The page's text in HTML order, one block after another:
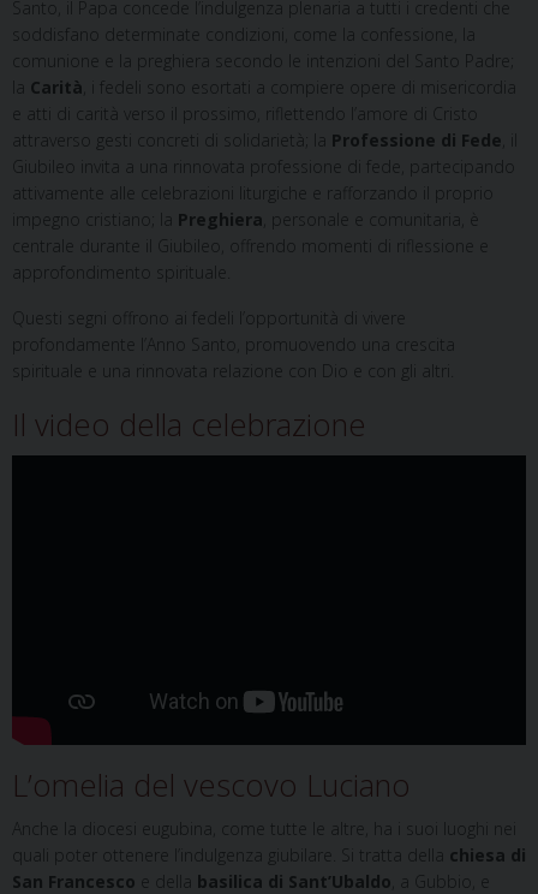
Santo, il Papa concede l’indulgenza plenaria a tutti i credenti che
soddisfano determinate condizioni, come la confessione, la
comunione e la preghiera secondo le intenzioni del Santo Padre;
la Carità , i fedeli sono esortati a compiere opere di misericordia
e atti di carità verso il prossimo, riflettendo l’amore di Cristo
attraverso gesti concreti di solidarietà; la Professione di Fede
Giubileo invita a una rinnovata professione di fede, partecipando
attivamente alle celebrazioni liturgiche e rafforzando il proprio
impegno cristiano; la Preghiera , personale e comunitaria, è
centrale durante il Giubileo, offrendo momenti di riflessione e
approfondimento spirituale.
Questi segni offrono ai fedeli l’opportunità di vivere
profondamente l’Anno Santo, promuovendo una crescita
spirituale e una rinnovata relazione con Dio e con gli altri.
Il video della celebrazione
L’omelia del vescovo Luciano
Anche la diocesi eugubina, come tutte le altre, ha i suoi luoghi nei
quali poter ottenere l’indulgenza giubilare. Si tratta della chiesa di
San Francesco e della basilica di Sant’Ubaldo , a Gubbio, e